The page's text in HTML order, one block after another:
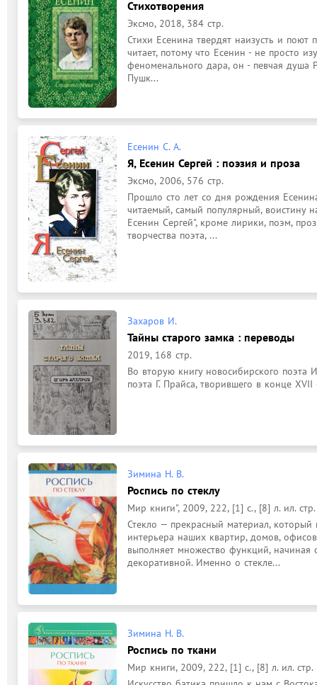
Стихотворения
Эксмо, 2018, 384 стр.
Стихи Есенина твердят наизусть и поют
читает, потому что Есенин - не просто
феноменального дара, он - певчая душа
Пушк...
Есенин С. А.
Я, Есенин Сергей : поэзия и проза
Эксмо, 2006, 576 стр.
Прошло сто лет со дня рождения
читаемый, самый популярный, воистину
Есенин Сергей", кроме лирики, поэм,
творчества поэта, ...
Захаров И.
Тайны старого замка : переводы
2019, 168 стр.
Во вторую книгу новосибирского поэта
поэта Г. Прайса, творившего в конце
Зимина Н. В.
Роспись по стеклу
Мир книги", 2009, 222, [1] с., [8] л. ил. стр.
Стекло — прекрасный материал,
интерьера наших квартир, домов,
выполняет множество функций, начиная
декоративной. Именно о стекле...
Зимина Н. В.
Роспись по ткани
Мир книги, 2009, 222, [1] с., [8] л. ил. стр.